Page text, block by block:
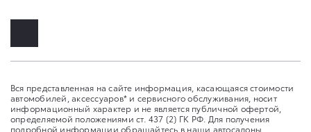
Вся представленная на сайте информация, касающаяся стоимости
автомобилей, аксессуаров* и сервисного обслуживания, носит
информационный характер и не является публичной офертой,
определяемой положениями ст. 437 (2) ГК РФ. Для получения
подробной информации обращайтесь в наши автосалоны.